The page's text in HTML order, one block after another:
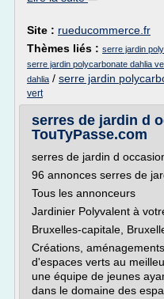
Site : rueducommerce.fr
Thèmes liés : serre jardin
serre jardin polycarbonate dahlia
dahlia / serre jardin
vert
serres de jardin d
TouTyPasse.com
serres de jardin d
96 annonces serres de
Tous les annonceurs
Jardinier Polyvalent à
Bruxelles-capitale,
Créations,
d'espaces verts au
une équipe de jeunes
dans le domaine des